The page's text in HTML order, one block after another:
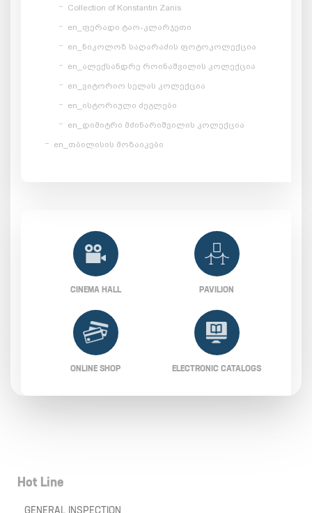
Collection of Konstantin Zanis
en_ფერადი ტაო-კლარჯეთი
en_ნიკოლოზ საღარაძის ფოტოკოლექცია
en_ალექსანდრე როინაშვილის კოლექცია
en_ვიტორიო სელას კოლექცია
en_ისტორიული ძეგლები
en_დიმიტრი მძინარიშვილის კოლექცია
en_თბილისის მოზაიკები
CINEMA HALL PAVILION
ONLINE SHOP ELECTRONIC CATALOGS
Hot Line
GENERAL INSPECTION